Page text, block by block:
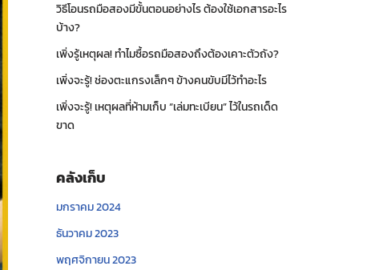
วิธีโอนรถมือสองมีขั้นตอนอย่างไร ต้องใช้เอกสารอะไร
บ้าง?
เพิ่งรู้เหตุผล! ทำไมซื้อรถมือสองถึงต้องเคาะตัวถัง?
เพิ่งจะรู้! ช่องตะแกรงเล็กๆ ข้างคนขับมีไว้ทำอะไร
เพิ่งจะรู้! เหตุผลที่ห้ามเก็บ “เล่มทะเบียน” ไว้ในรถเด็ด
ขาด
คลังเก็บ
มกราคม 2024
ธันวาคม 2023
พฤศจิกายน 2023